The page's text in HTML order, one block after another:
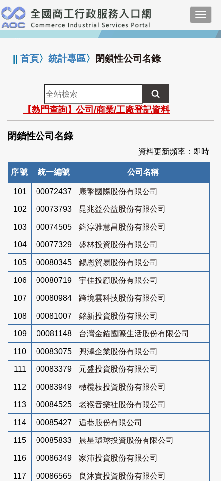
跳
到
主
要
:::
||首頁〉統計專區〉 閉鎖性公司名錄
全
站
檢
索
【熱門查詢】公司/商業/工廠登記資料
閉鎖性公司名錄
資料更新頻率：即時
序號 統一編號 公司名稱
101 00072437 康擎國際股份有限公司
102 00073793 昆兆益公益股份有限公司
103 00074505 鈞淳雅慧昌股份有限公司
104 00077329 盛林投資股份有限公司
105 00080345 錫恩貿易股份有限公司
106 00080719 宇佳投顧股份有限公司
107 00080984 跨境雲科技股份有限公司
108 00081007 銘新投資股份有限公司
109 00081148 台灣金錨國際生活股份有限公司
110 00083075 興澤企業股份有限公司
111 00083379 元盛投資股份有限公司
112 00083949 橄欖枝投資股份有限公司
113 00084525 老猴音樂社股份有限公司
114 00085427 逅巷股份有限公司
115 00085833 晨星環球投資股份有限公司
116 00086349 家沛投資股份有限公司
117 00086565 良沐實投資股份有限公司